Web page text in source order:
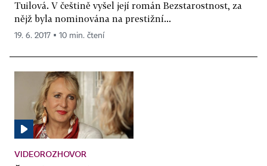
Tuilová. V češtině vyšel její román Bezstarostnost, za
nějž byla nominována na prestižní...
19. 6. 2017 ▪ 10 min. čtení
VIDEOROZHOVOR